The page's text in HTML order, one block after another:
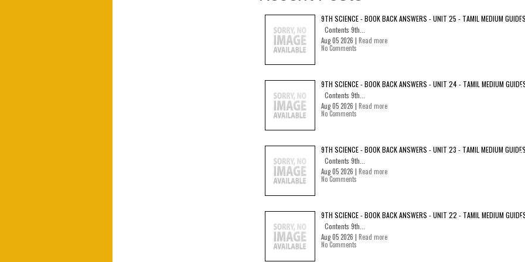
9TH SCIENCE - BOOK BACK ANSWERS - UNIT 25 - TAMIL MEDIUM GUIDES
Contents 9th...
Aug 05 2026 | Read more
No Comments
9TH SCIENCE - BOOK BACK ANSWERS - UNIT 24 - TAMIL MEDIUM
Contents 9th...
Aug 05 2026 | Read more
No Comments
9TH SCIENCE - BOOK BACK ANSWERS - UNIT 23 - TAMIL MEDIUM GUIDES
Contents 9th...
Aug 05 2026 | Read more
No Comments
9TH SCIENCE - BOOK BACK ANSWERS - UNIT 22 - TAMIL MEDIUM
Contents 9th...
Aug 05 2026 | Read more
No Comments